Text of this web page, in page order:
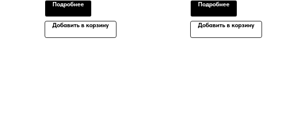
Подробнее
Добавить в корзину
Подробнее
Добавить в корзину